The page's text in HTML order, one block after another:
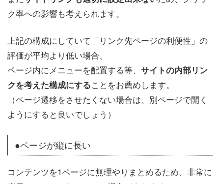
ク率への影響も考えられます。
上記の構成にしていて「リンク先ページの利便性」の
評価が平均より低い場合、
ページ内にメニューを配置する等、 サイトの内部リン
クを考えた構成にすることをお薦めします。
（ページ遷移をさせたくない場合は、別ページで開く
ようにすると良いでしょう）
●ページが縦に長い
コンテンツを1ページに無理やりまとめるため、非常に